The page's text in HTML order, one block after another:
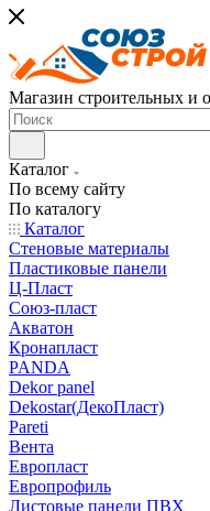
Магазин строительных и
Каталог
По всему сайту
По каталогу
Каталог
Стеновые материалы
Пластиковые панели
Ц-Пласт
Союз-пласт
Акватон
Кронапласт
PANDA
Dekor panel
Dekostar(ДекоПласт)
Pareti
Вента
Европласт
Европрофиль
Листовые панели ПВХ